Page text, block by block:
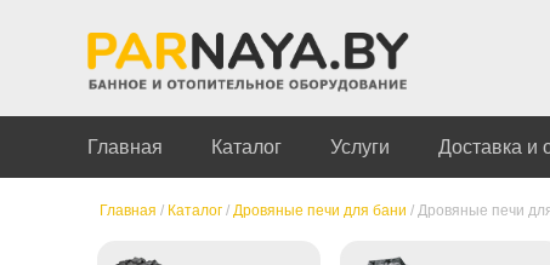
Главная Каталог Услуги Доставка и
Главная / Каталог / Дровяные печи для бани / Дровяные печи